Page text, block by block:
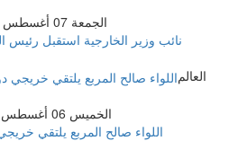
الجمعة 07 أغسطس 2026 03:56 صباحاً
نائب وزير الخارجية استقبل رئيس
العالم
الخميس 06 أغسطس 2026 03:02 مساءً
اللواء صالح المربع يلتقي